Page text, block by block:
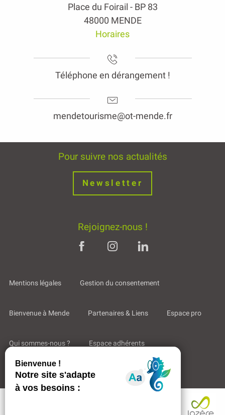
Tarifs
Place du Foirail - BP 83
48000 MENDE
Horaires
Téléphone en dérangement !
mendetourisme@ot-mende.fr
Pour suivre nos actualités
Newsletter
Rejoignez-nous !
Mentions légales Gestion du consentement
Bienvenue à Mende Partenaires & Liens Espace pro
Qui sommes-nous ? Espace adhérents
Aides & Accompagnements